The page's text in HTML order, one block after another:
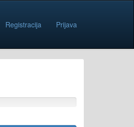
Registracija Prijava